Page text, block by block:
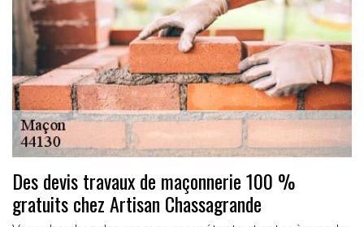
Des devis travaux de maçonnerie 100 %
gratuits chez Artisan Chassagrande